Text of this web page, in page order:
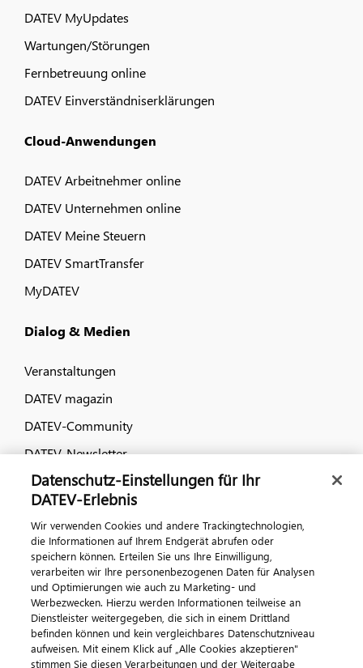
DATEV MyUpdates
Wartungen/Störungen
Fernbetreuung online
DATEV Einverständniserklärungen
Cloud-Anwendungen
DATEV Arbeitnehmer online
DATEV Unternehmen online
DATEV Meine Steuern
DATEV SmartTransfer
MyDATEV
Dialog & Medien
Veranstaltungen
DATEV magazin
DATEV-Community
DATEV-Newsletter
Kontaktieren Sie uns
ImpressumDatenschutzAGB Kontakt
Datenschutz-Einstellungen für Ihr
DATEV-Erlebnis
Wir verwenden Cookies und andere Trackingtechnologien,
die Informationen auf Ihrem Endgerät abrufen oder
speichern können. Erteilen Sie uns Ihre Einwilligung,
verarbeiten wir Ihre personenbezogenen Daten für Analysen
und Optimierungen wie auch zu Marketing- und
Werbezwecken. Hierzu werden Informationen teilweise an
Dienstleister weitergegeben, die sich in einem Drittland
befinden können und kein vergleichbares Datenschutzniveau
aufweisen. Mit einem Klick auf „Alle Cookies akzeptieren"
stimmen Sie diesen Verarbeitungen und der Weitergabe